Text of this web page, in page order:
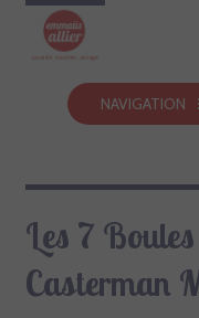
NAVIGATION
Les 7
Casterman